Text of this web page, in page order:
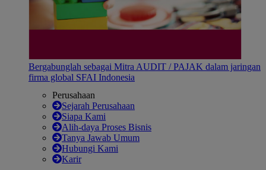
Bergabunglah sebagai Mitra AUDIT / PAJAK dalam jaringan
firma global SFAI Indonesia
Perusahaan
Sejarah Perusahaan
Siapa Kami
Alih-daya Proses Bisnis
Tanya Jawab Umum
Hubungi Kami
Karir